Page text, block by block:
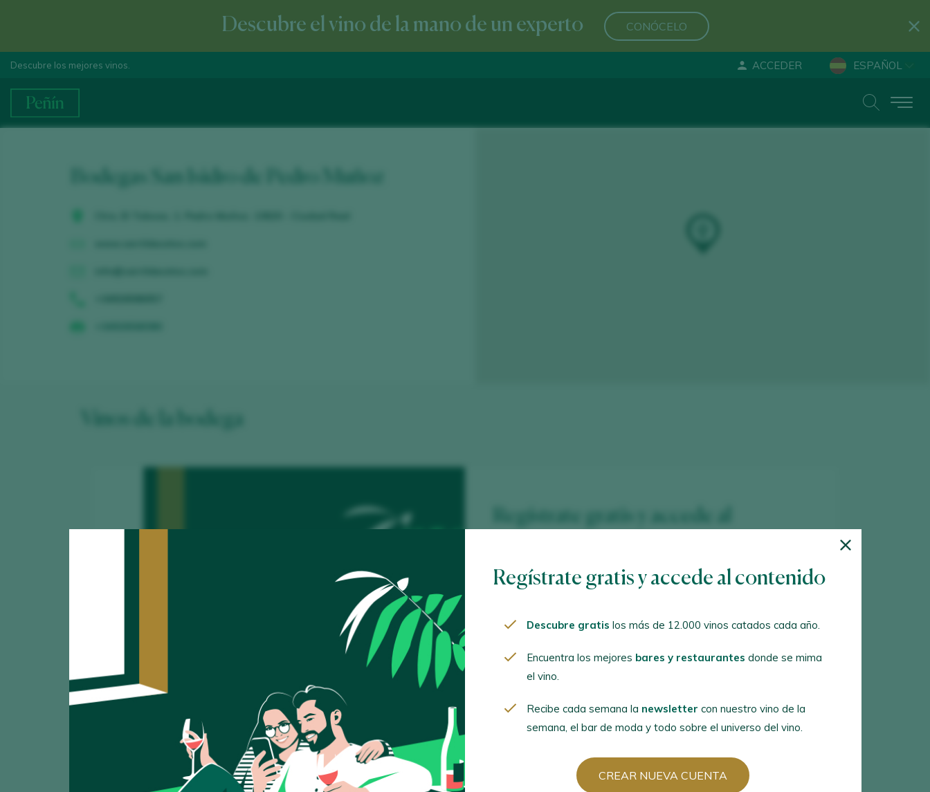
Descubre el vino de la mano de un experto CONÓCELO
Descubre los mejores vinos. ACCEDER ESPAÑOL
ENGLISH
Regístrate gratis y accede al
Descubre gratis los más de 12.000 vinos catados cada año.
Encuentra los mejores bares y restaurantesdonde se
Recibe cada semana la
Regístrate gratis y accede al contenido
Descubre gratis los más de 12.000 vinos catados cada año.
Encuentra los mejores bares y restaurantes donde se mima
el vino.
Recibe cada semana la newsletter con nuestro vino de la
semana, el bar de moda y todo sobre el universo del vino.
CREAR NUEVA CUENTA